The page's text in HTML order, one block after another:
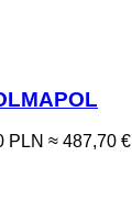
PLN ≈ 487,70 €